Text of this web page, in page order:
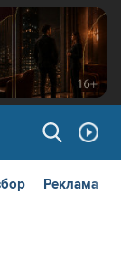
Реклама